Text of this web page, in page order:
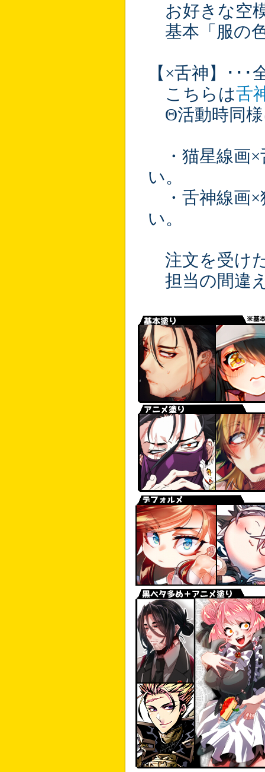
お好きな空
基本「服の
【×舌神】･･
こちらは舌
Θ活動時同様
・猫星線画×
い。
・舌神線画×
い。
注文を受け
担当の間違